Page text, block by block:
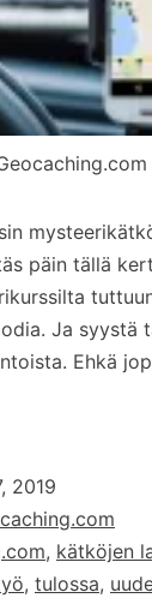
päin tällä
Ja syystä
Ehkä
2019
, kätköjen
, tulossa,